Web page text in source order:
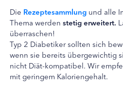
Die Rezeptesammlung und alle
Thema werden stetig erweitert.
überraschen!
Typ 2 Diabetiker sollten sich
wenn sie bereits übergewichtig
nicht Diät-kompatibel. Wir
mit geringem Kaloriengehalt.